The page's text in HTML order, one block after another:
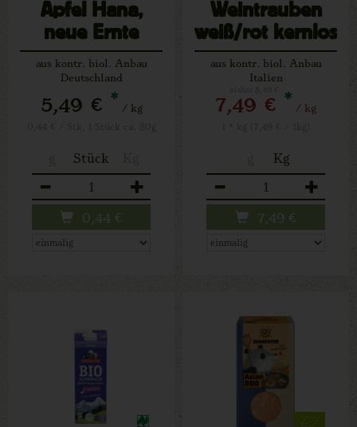
Apfel Hana,
neue Ernte
aus kontr. biol. Anbau
Deutschland
5,49 € * / kg
Stück
0,44 €
Weintrauben
weiß/rot kernlos
aus kontr. biol. Anbau
Italien
7,49 € * / kg
Kg
7,49 €